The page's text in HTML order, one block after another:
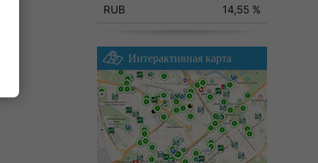
RUB
14,55 %
Интерактивная карта